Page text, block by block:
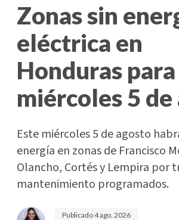
Zonas sin
eléctrica en
Honduras
miércoles 5
Este miércoles 5 de agosto
energía en zonas de Francisco
Olancho, Cortés y Lempira por
mantenimiento programados.
Publicado4 ago. 2026